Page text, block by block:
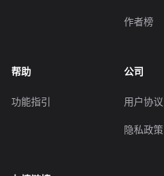
作者榜
帮助
功能指引
公司
用户协议
隐私政策